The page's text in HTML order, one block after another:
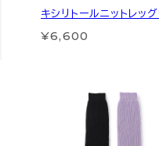
キシリトールニットレッ
¥6,600